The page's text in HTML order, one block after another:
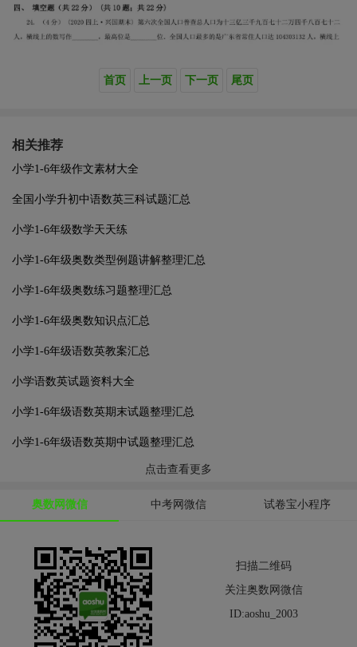
首页 上一页 下一页 尾页
相关推荐
小学1-6年级作文素材大全
全国小学升初中语数英三科试题汇总
小学1-6年级数学天天练
小学1-6年级奥数类型例题讲解整理汇总
小学1-6年级奥数练习题整理汇总
小学1-6年级奥数知识点汇总
小学1-6年级语数英教案汇总
小学语数英试题资料大全
小学1-6年级语数英期末试题整理汇总
小学1-6年级语数英期中试题整理汇总
点击查看更多
奥数网微信 中考网微信 试卷宝小程序
扫描二维码
关注奥数网微信
ID:aoshu_2003